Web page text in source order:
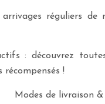
réguliers de
: découvrez
!
Modes de livraison